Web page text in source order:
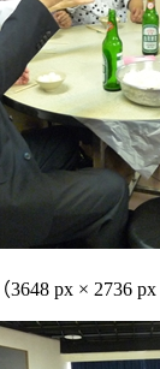
（3648 px × 2736